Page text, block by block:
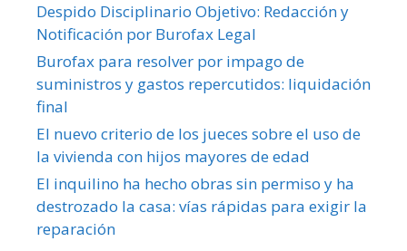
Despido Disciplinario Objetivo: Redacción y
Notificación por Burofax Legal
Burofax para resolver por impago de
suministros y gastos repercutidos: liquidación
final
El nuevo criterio de los jueces sobre el uso de
la vivienda con hijos mayores de edad
El inquilino ha hecho obras sin permiso y ha
destrozado la casa: vías rápidas para exigir la
reparación